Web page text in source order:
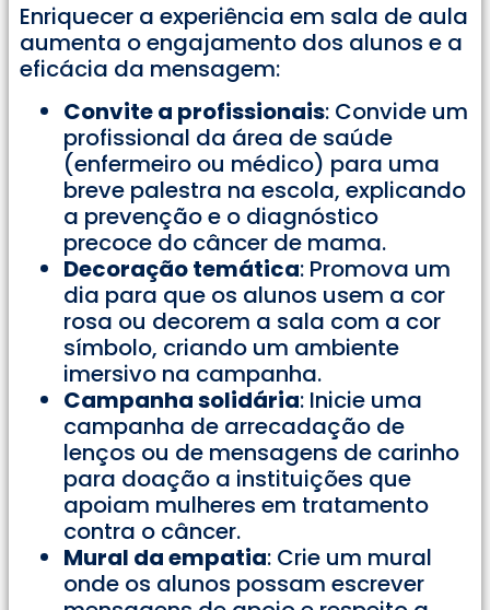
Enriquecer a experiência em sala de aula
aumenta o engajamento dos alunos e a
eficácia da mensagem:
Convite a profissionais: Convide um
profissional da área de saúde
(enfermeiro ou médico) para uma
breve palestra na escola, explicando
a prevenção e o diagnóstico
precoce do câncer de mama.
Decoração temática: Promova um
dia para que os alunos usem a cor
rosa ou decorem a sala com a cor
símbolo, criando um ambiente
imersivo na campanha.
Campanha solidária: Inicie uma
campanha de arrecadação de
lenços ou de mensagens de carinho
para doação a instituições que
apoiam mulheres em tratamento
contra o câncer.
Mural da empatia: Crie um mural
onde os alunos possam escrever